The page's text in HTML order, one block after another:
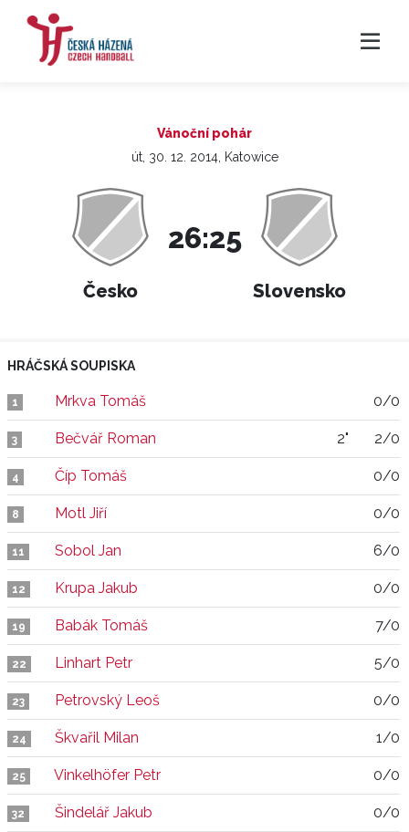
Vánoční pohár
út, 30. 12. 2014, Katowice
Česko
26:25
Slovensko
HRÁČSKÁ SOUPISKA
1 Mrkva Tomáš 0/0
3 Bečvář Roman 2" 2/0
4 Číp Tomáš 0/0
8 Motl Jiří 0/0
11 Sobol Jan 6/0
12 Krupa Jakub 0/0
19 Babák Tomáš 7/0
22 Linhart Petr 5/0
23 Petrovský Leoš 0/0
24 Škvařil Milan 1/0
25 Vinkelhöfer Petr 0/0
32 Šindelář Jakub 0/0